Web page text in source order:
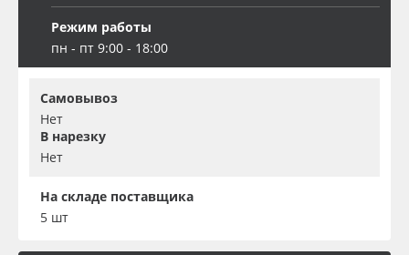
Режим работы
пн - пт 9:00 - 18:00
Самовывоз
Нет
В нарезку
Нет
На складе поставщика
5 шт